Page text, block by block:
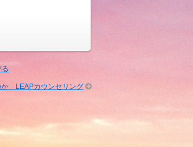
か LEAPカウンセリング